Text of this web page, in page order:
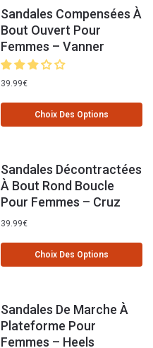
Sandales Compensées À
Bout Ouvert Pour
Femmes – Vanner
39.99€
Choix Des Options
Sandales Décontractées
À Bout Rond Boucle
Pour Femmes – Cruz
39.99€
Choix Des Options
Sandales De Marche À
Plateforme Pour
Femmes – Heels